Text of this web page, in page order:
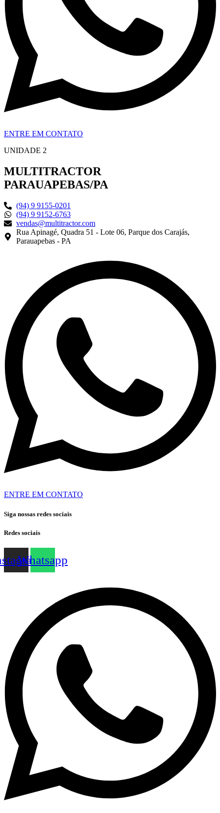
ENTRE EM CONTATO
UNIDADE 2
MULTITRACTOR
PARAUAPEBAS/PA
(94) 9 9155-0201
(94) 9 9152-6763
vendas@multitractor.com
Rua Apinagé, Quadra 51 - Lote 06, Parque dos Carajás,
Parauapebas - PA
ENTRE EM CONTATO
Siga nossas redes sociais
Redes sociais
Whatsapp